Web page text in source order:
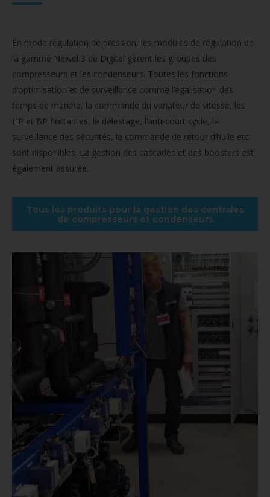
En mode régulation de pression, les modules de régulation de
la gamme Newel 3 de Digitel gèrent les groupes des
compresseurs et les condenseurs. Toutes les fonctions
d’optimisation et de surveillance comme l’égalisation des
temps de marche, la commande du variateur de vitesse, les
HP et BP flottantes, le délestage, l’anti-court cycle, la
surveillance des sécurités, la commande de retour d’huile etc.
sont disponibles. La gestion des cascades et des boosters est
également assurée.
Tous les produits pour la gestion des centrales
de compresseurs et condenseurs